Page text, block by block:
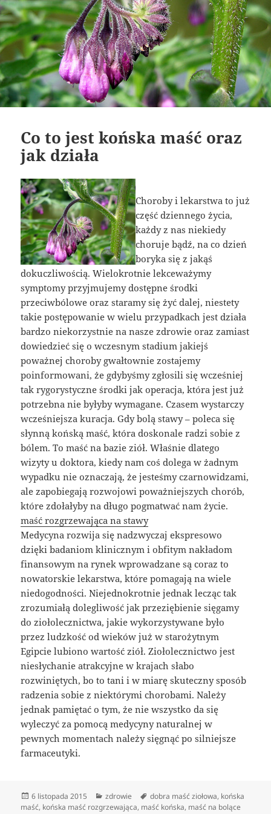
Co to jest końska maść oraz
jak działa
Choroby i lekarstwa to już
część dziennego życia,
każdy z nas niekiedy
choruje bądź, na co dzień
boryka się z jakąś
dokuczliwością. Wielokrotnie lekceważymy
symptomy przyjmujemy dostępne środki
przeciwbólowe oraz staramy się żyć dalej, niestety
takie postępowanie w wielu przypadkach jest działa
bardzo niekorzystnie na nasze zdrowie oraz zamiast
dowiedzieć się o wczesnym stadium jakiejś
poważnej choroby gwałtownie zostajemy
poinformowani, że gdybyśmy zgłosili się wcześniej
tak rygorystyczne środki jak operacja, która jest już
potrzebna nie byłyby wymagane. Czasem wystarczy
wcześniejsza kuracja. Gdy bolą stawy – poleca się
słynną końską maść, która doskonale radzi sobie z
bólem. To maść na bazie ziół. Właśnie dlatego
wizyty u doktora, kiedy nam coś dolega w żadnym
wypadku nie oznaczają, że jesteśmy czarnowidzami,
ale zapobiegają rozwojowi poważniejszych chorób,
które zdołałyby na długo pogmatwać nam życie.
maść rozgrzewająca na stawy
Medycyna rozwija się nadzwyczaj ekspresowo
dzięki badaniom klinicznym i obfitym nakładom
finansowym na rynek wprowadzane są coraz to
nowatorskie lekarstwa, które pomagają na wiele
niedogodności. Niejednokrotnie jednak lecząc tak
zrozumiałą dolegliwość jak przeziębienie sięgamy
do ziołolecznictwa, jakie wykorzystywane było
przez ludzkość od wieków już w starożytnym
Egipcie lubiono wartość ziół. Ziołolecznictwo jest
niesłychanie atrakcyjne w krajach słabo
rozwiniętych, bo to tani i w miarę skuteczny sposób
radzenia sobie z niektórymi chorobami. Należy
jednak pamiętać o tym, że nie wszystko da się
wyleczyć za pomocą medycyny naturalnej w
pewnych momentach należy sięgnąć po silniejsze
farmaceutyki.
Data
publikacji
6 listopada 2015 Kategorie
zdrowie Tagi
dobra maść ziołowa, końska
maść, końska maść rozgrzewająca, maść końska, maść na bolące